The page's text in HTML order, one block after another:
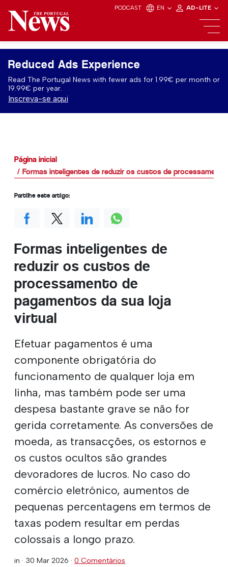
PODCAST EN AD-LITE
Reduced Ads Experience
Read The Portugal News with fewer ads for 1.99€ per month or
19.99€ per year.
Inscreva-se aqui
Página inicial
Formas inteligentes de reduzir os custos de
Formas inteligentes de
reduzir os custos de
processamento de
pagamentos da sua loja
virtual
Efetuar pagamentos é uma
componente obrigatória do
funcionamento de qualquer loja em
linha, mas também pode ser uma
despesa bastante grave se não for
gerida corretamente. As conversões de
moeda, as transacções, os estornos e
os custos ocultos são grandes
devoradores de lucros. No caso do
comércio eletrónico, aumentos de
pequenas percentagens em termos de
taxas podem resultar em perdas
colossais a longo prazo.
in · 30 Mar 2026 · 0 Comentários
Partilhe este artigo: